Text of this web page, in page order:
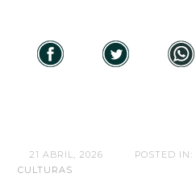
21 ABRIL, 2026 POSTED IN:
CULTURAS